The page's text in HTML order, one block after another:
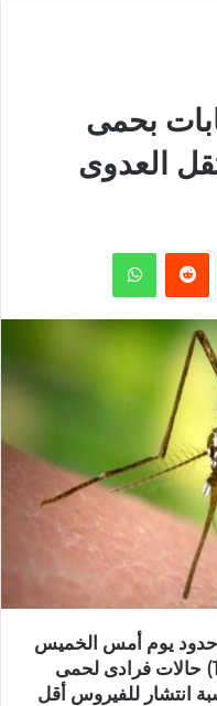
10 إصابات بحمى
العدوى
واتساب
حدود يوم أمس الخميس
02 نوفمبر 2023، تسجيل عشر (10) حالات فرادی لحمى
انتشار للفيروس أقل